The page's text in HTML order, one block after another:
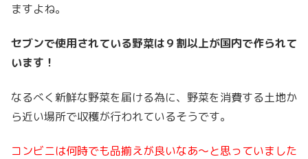
ますよね。
セブンで使用されている野菜は９割以上が国内で作られて
います！
なるべく新鮮な野菜を届ける為に、野菜を消費する土地か
ら近い場所で収穫が行われているそうです。
コンビニは何時でも品揃えが良いなあ〜と思っていました